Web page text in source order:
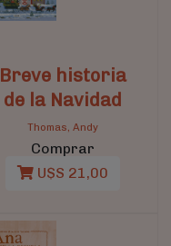
Breve historia
de la Navidad
Thomas, Andy
Comprar
U$S 21,00